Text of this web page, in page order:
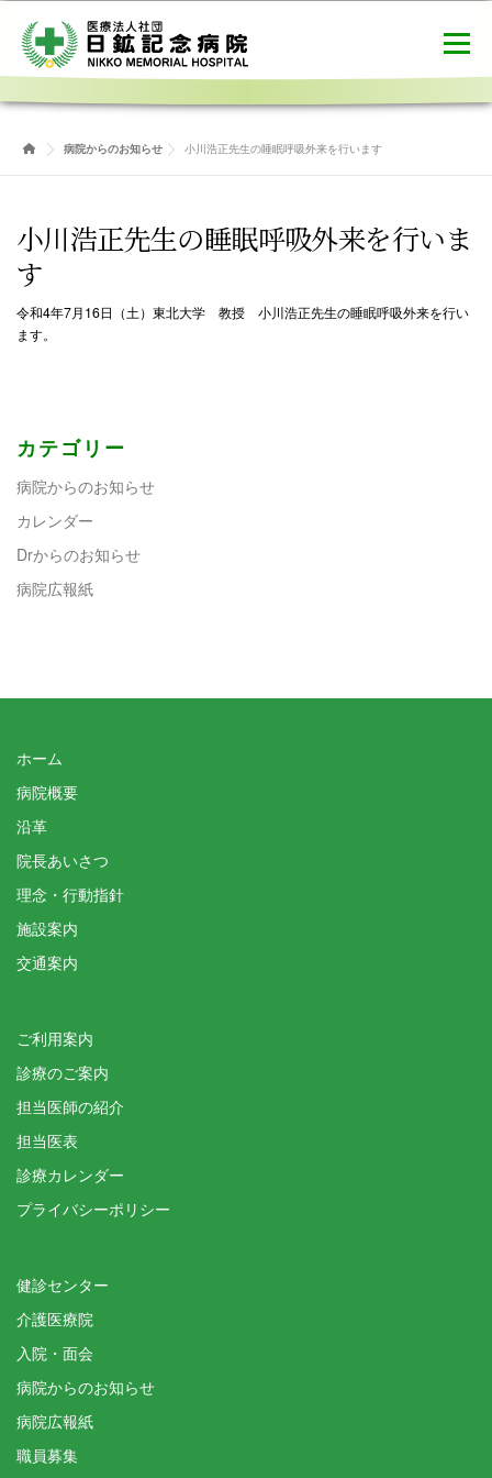
ン
ツ
メニュー
病院からのお知らせ 小川浩正先生の睡眠呼吸外来を行います
小川浩正先生の睡眠呼吸外来を行いま
す
令和4年7月16日（土）東北大学 教授 小川浩正先生の睡眠呼吸外来を行い
ます。
カテゴリー
病院からのお知らせ
カレンダー
Drからのお知らせ
病院広報紙
ホーム
病院概要
沿革
院長あいさつ
理念・行動指針
施設案内
交通案内
ご利用案内
診療のご案内
担当医師の紹介
担当医表
診療カレンダー
プライバシーポリシー
健診センター
介護医療院
入院・面会
病院からのお知らせ
病院広報紙
職員募集